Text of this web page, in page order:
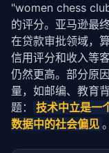
"women chess
的评分。亚马逊最
在贷款审批领域，
信用评分和收入等
仍然更高。部分原
量，如邮编、教育
题：
技术中立是一
数据中的社会偏见 。